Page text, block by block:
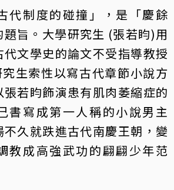
代制度的碰撞」，是「慶餘
旨。大學研究生 (張若盷)用
文學史的論文不受指導教授
生索性以寫古代章節小說方
若盷飾演患有肌肉萎縮症的
書寫成第一人稱的小說男主
久就跌進古代南慶王朝，變
教成高強武功的翩翩少年范